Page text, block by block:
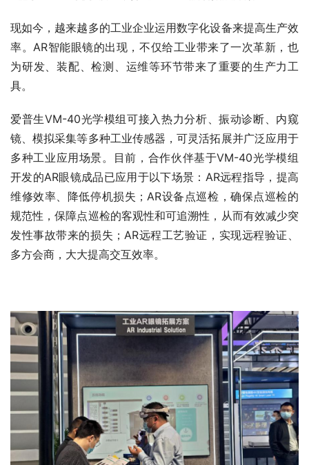
现如今，越来越多的工业企业运用数字化设备来提高生产效
率。AR智能眼镜的出现，不仅给工业带来了一次革新，也
为研发、装配、检测、运维等环节带来了重要的生产力工
具。
爱普生VM-40光学模组可接入热力分析、振动诊断、内窥
镜、模拟采集等多种工业传感器，可灵活拓展并广泛应用于
多种工业应用场景。目前，合作伙伴基于VM-40光学模组
开发的AR眼镜成品已应用于以下场景：AR远程指导，提高
维修效率、降低停机损失；AR设备点巡检，确保点巡检的
规范性，保障点巡检的客观性和可追溯性，从而有效减少突
发性事故带来的损失；AR远程工艺验证，实现远程验证、
多方会商，大大提高交互效率。